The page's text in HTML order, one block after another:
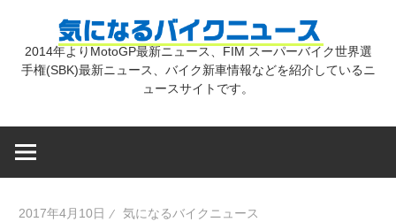
気
2014年よりMotoGP最新ニュース、FIM スーパーバイク世界選
手権(SBK)最新ニュース、バイク新車情報などを紹介しているニ
ュースサイトです。
2017年4月10日 気になるバイクニュース